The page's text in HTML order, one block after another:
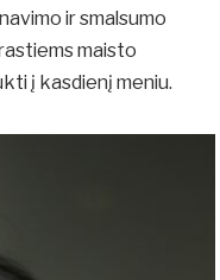
ir smalsumo
maisto
į kasdienį meniu.